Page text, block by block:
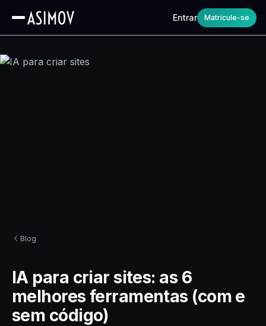
Entrar Matricule-se
Blog
IA para criar sites: as 6
melhores ferramentas (com e
sem código)